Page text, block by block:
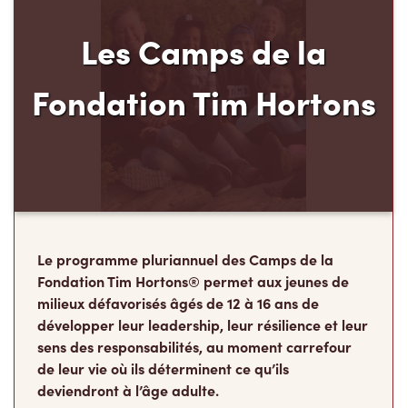
Les Camps de la
Fondation Tim Hortons
Le programme pluriannuel des Camps de la
Fondation Tim Hortons® permet aux jeunes de
milieux défavorisés âgés de 12 à 16 ans de
développer leur leadership, leur résilience et leur
sens des responsabilités, au moment carrefour
de leur vie où ils déterminent ce qu’ils
deviendront à l’âge adulte.